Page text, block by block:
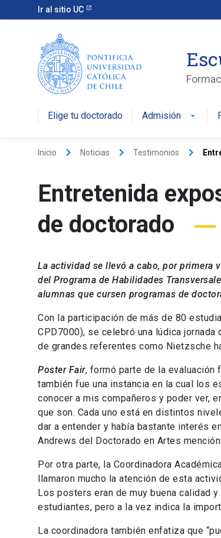
Ir al sitio UC
Elige tu doctorado Admisión
Inicio keyboard_arrow_right Noticias keyboard_arrow_right Testimonios keyboard_arrow_right
Entretenida
de doctorado
La actividad se llevó a cabo, por primera
del Programa de Habilidades
alumnas que cursen programas de
Con la participación de más de 80
CPD7000), se celebró una lúdica
de grandes referentes como Nietzsche
Poster Fair, formó parte de la
también fue una instancia en la cual los
conocer a mis compañeros y poder ver,
que son. Cada uno está en distintos
dar a entender y había bastante interés
Andrews del Doctorado en Artes
Por otra parte, la Coordinadora
llamaron mucho la atención de esta
Los posters eran de muy buena calidad
estudiantes, pero a la vez indica la
La coordinadora también enfatiza que